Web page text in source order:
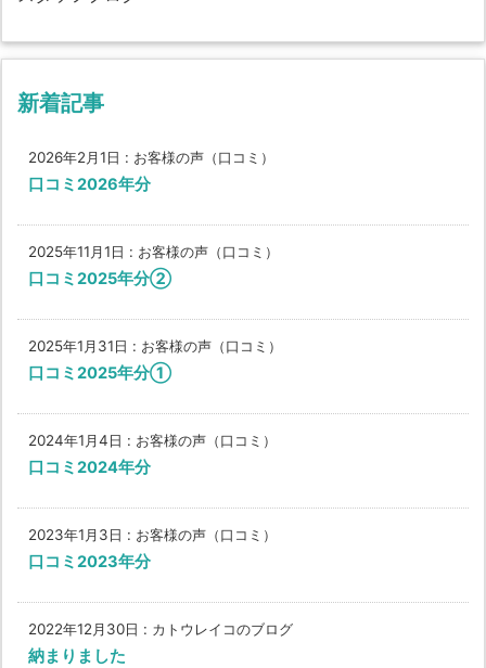
新着記事
2026年2月1日 : お客様の声（口コミ）
口コミ2026年分
2025年11月1日 : お客様の声（口コミ）
口コミ2025年分②
2025年1月31日 : お客様の声（口コミ）
口コミ2025年分①
2024年1月4日 : お客様の声（口コミ）
口コミ2024年分
2023年1月3日 : お客様の声（口コミ）
口コミ2023年分
2022年12月30日 : カトウレイコのブログ
納まりました